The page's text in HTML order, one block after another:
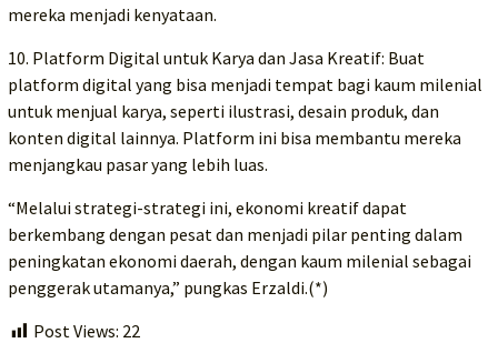
mereka menjadi kenyataan.
10. Platform Digital untuk Karya dan Jasa Kreatif: Buat
platform digital yang bisa menjadi tempat bagi kaum milenial
untuk menjual karya, seperti ilustrasi, desain produk, dan
konten digital lainnya. Platform ini bisa membantu mereka
menjangkau pasar yang lebih luas.
“Melalui strategi-strategi ini, ekonomi kreatif dapat
berkembang dengan pesat dan menjadi pilar penting dalam
peningkatan ekonomi daerah, dengan kaum milenial sebagai
penggerak utamanya,” pungkas Erzaldi.(*)
Post Views: 22